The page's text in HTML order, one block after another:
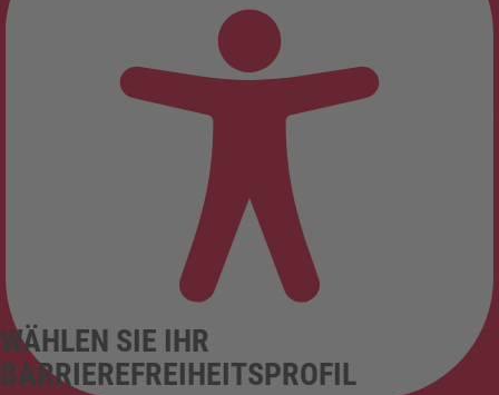
WÄHLEN SIE IHR
BARRIEREFREIHEITSPROFIL